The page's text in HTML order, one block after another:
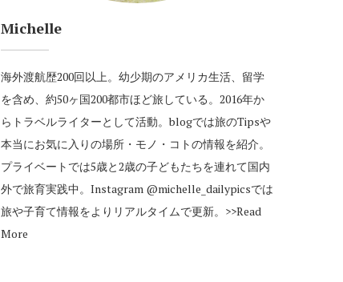
Michelle
海外渡航歴200回以上。幼少期のアメリカ生活、留学
を含め、約50ヶ国200都市ほど旅している。2016年か
らトラベルライターとして活動。blogでは旅のTipsや
本当にお気に入りの場所・モノ・コトの情報を紹介。
プライベートでは5歳と2歳の子どもたちを連れて国内
外で旅育実践中。Instagram @michelle_dailypicsでは
旅や子育て情報をよりリアルタイムで更新。 >>Read
More